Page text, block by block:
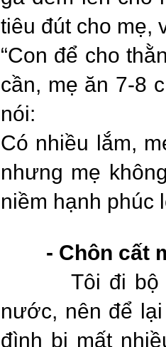
tiêu đút cho mẹ,
“Con để cho
cần, mẹ ăn 7-8
nói:
Có nhiều lắm,
nhưng mẹ
niềm hạnh phúc
- Chôn cất
Tôi đi bộ
nước, nên để
đình bị mất